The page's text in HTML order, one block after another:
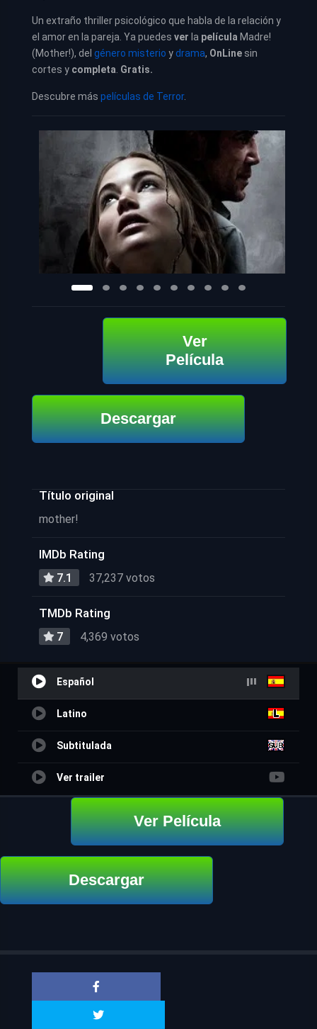
Un extraño thriller psicológico que habla de la relación y
el amor en la pareja. Ya puedes ver la película Madre!
(Mother!), del género misterio ydrama, OnLine sin
cortes y completa Gratis.
Descubre más películas de Terror.
Ver
Película
Descargar
Título original
mother!
IMDb Rating
7.1 37,237 votos
TMDb Rating
7 4,369 votos
Español
Latino
Subtitulada
Ver trailer
Ver Película
Descargar